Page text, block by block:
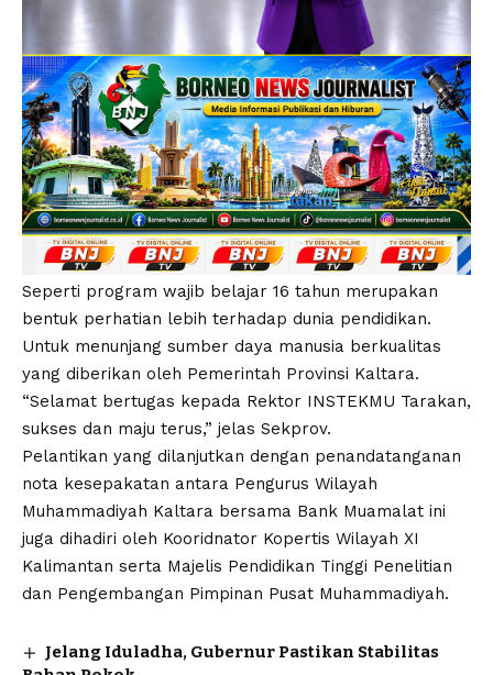
Seperti program wajib belajar 16 tahun merupakan
bentuk perhatian lebih terhadap dunia pendidikan.
Untuk menunjang sumber daya manusia berkualitas
yang diberikan oleh Pemerintah Provinsi Kaltara.
“Selamat bertugas kepada Rektor INSTEKMU Tarakan,
sukses dan maju terus,” jelas Sekprov.
Pelantikan yang dilanjutkan dengan penandatanganan
nota kesepakatan antara Pengurus Wilayah
Muhammadiyah Kaltara bersama Bank Muamalat ini
juga dihadiri oleh Kooridnator Kopertis Wilayah XI
Kalimantan serta Majelis Pendidikan Tinggi Penelitian
dan Pengembangan Pimpinan Pusat Muhammadiyah.
Jelang Iduladha, Gubernur Pastikan Stabilitas